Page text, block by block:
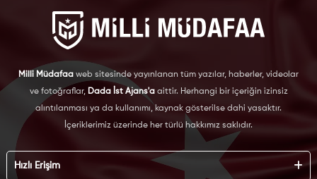
Milli Müdafaa web sitesinde yayınlanan tüm yazılar, haberler, videolar
ve fotoğraflar, Dada İst Ajans'aaittir. Herhangi bir içeriğin izinsiz
alıntılanması ya da kullanımı, kaynak gösterilse dahi yasaktır.
İçeriklerimiz üzerinde her türlü hakkımız saklıdır.
Hızlı Erişim